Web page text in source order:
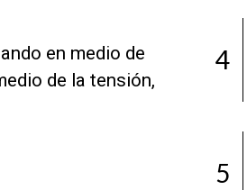
en medio de
de la tensión,
4
5